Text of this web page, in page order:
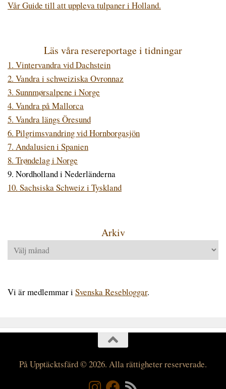
Vår Guide till att uppleva tulpaner i Holland.
Läs våra resereportage i tidningar
1. Vintervandra vid Dachstein
2. Vandra i schweiziska Ovronnaz
3. Sunnmørsalpene i Norge
4. Vandra på Mallorca
5. Vandra längs Öresund
6. Pilgrimsvandring vid Hornborgasjön
7. Andalusien i Spanien
8. Trøndelag i Norge
9. Nordholland i Nederländerna
10. Sachsiska Schweiz i Tyskland
Arkiv
Arkiv
Vi är medlemmar i Svenska Resebloggar.
På Upptäcktsfärd © 2026. Alla rättigheter reserverade.